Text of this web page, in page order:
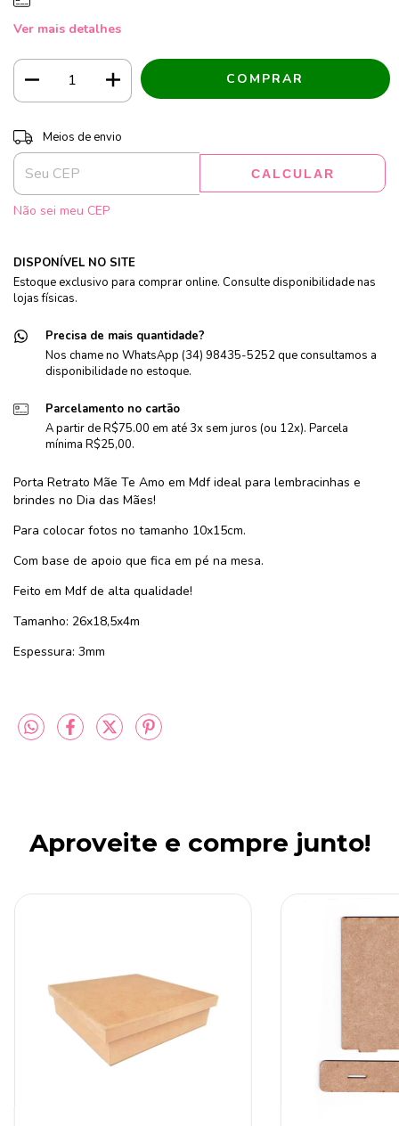
Ver mais detalhes
Entregas para o CEP:
Meios de envio
CALCULAR
Não sei meu CEP
DISPONÍVEL NO SITE
Estoque exclusivo para comprar online. Consulte disponibilidade nas
lojas físicas.
Precisa de mais quantidade?
Nos chame no WhatsApp (34) 98435-5252 que consultamos a
disponibilidade no estoque.
Parcelamento no cartão
A partir de R$75.00 em até 3x sem juros (ou 12x). Parcela
mínima R$25,00.
Porta Retrato Mãe Te Amo em Mdf ideal para lembracinhas e
brindes no Dia das Mães!
Para colocar fotos no tamanho 10x15cm.
Com base de apoio que fica em pé na mesa.
Feito em Mdf de alta qualidade!
Tamanho: 26x18,5x4m
Espessura: 3mm
Aproveite e compre junto!